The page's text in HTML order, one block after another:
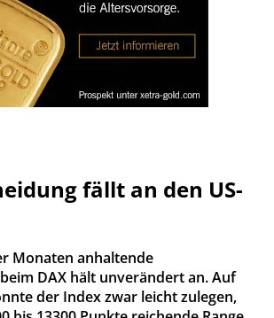
fällt an den US-
Monaten anhaltende
DAX hält unverändert an. Auf
der Index zwar leicht zulegen,